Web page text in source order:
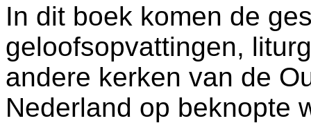
In dit boek komen de
geloofsopvattingen,
andere kerken van de
Nederland op beknopte